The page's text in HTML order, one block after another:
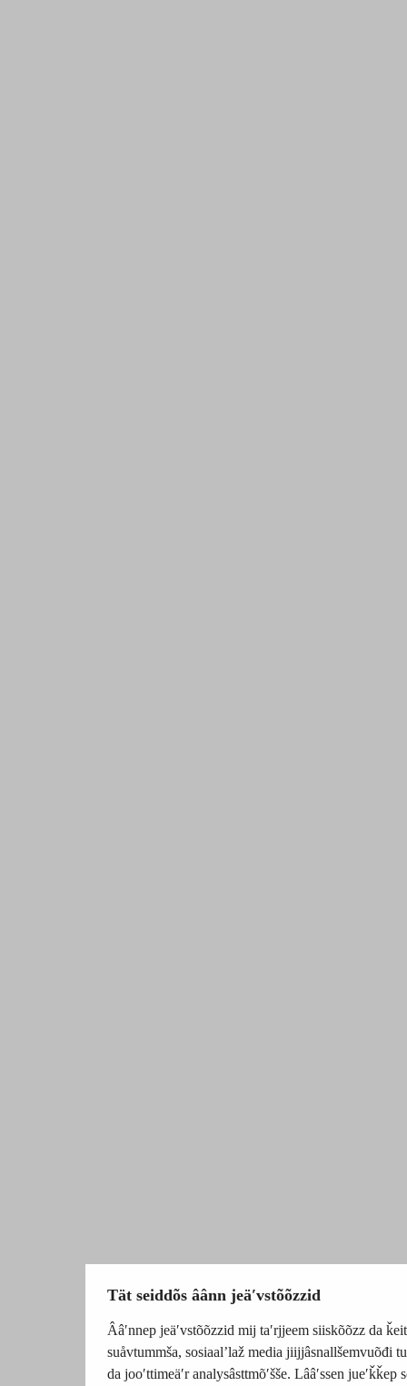
Tät seiddõs âânn jeäʹvstõõzzid
Ââʹnnep jeäʹvstõõzzid mij taʹrjjeem siiskõõzz da
suåvtummša, sosiaalʼlaž media jiijjâsnallšemvuõđi
da jooʹttimeäʹr analysâsttmõʹšše. Lââʹssen jueʹǩǩep